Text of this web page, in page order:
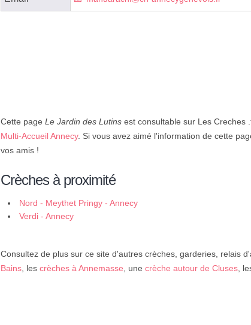
Cette page Le Jardin des Lutins est consultable sur Les Creches
Multi-Accueil Annecy. Si vous avez aimé l'information de cette
vos amis !
Crèches à proximité
Nord - Meythet Pringy - Annecy
Verdi - Annecy
Consultez de plus sur ce site d'autres crèches, garderies, relais
Bains , les crèches à Annemasse , une crèche autour de Cluses ,